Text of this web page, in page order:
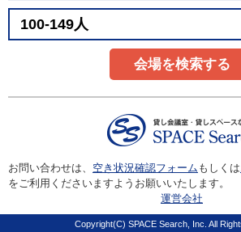
会場を検索する
お問い合わせは、 空き状況確認フォーム もしくは
をご利用くださいますようお願いいたします。
運営会社
Copyright(C) SPACE Search, Inc. All